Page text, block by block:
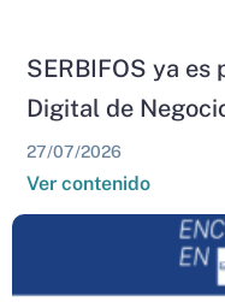
SERBIFOS ya
Digital de
27/07/2026
Ver contenido